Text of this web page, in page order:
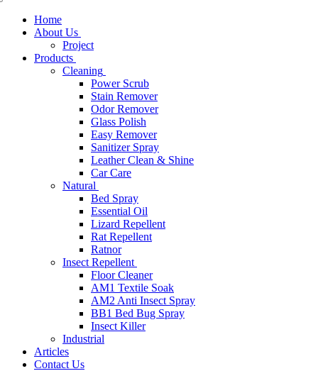
Home
About Us
Project
Products
Cleaning
Power Scrub
Stain Remover
Odor Remover
Glass Polish
Easy Remover
Sanitizer Spray
Leather Clean & Shine
Car Care
Natural
Bed Spray
Essential Oil
Lizard Repellent
Rat Repellent
Ratnor
Insect Repellent
Floor Cleaner
AM1 Textile Soak
AM2 Anti Insect Spray
BB1 Bed Bug Spray
Insect Killer
Industrial
Articles
Contact Us